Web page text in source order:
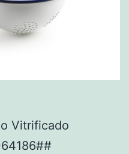
Vitrificado